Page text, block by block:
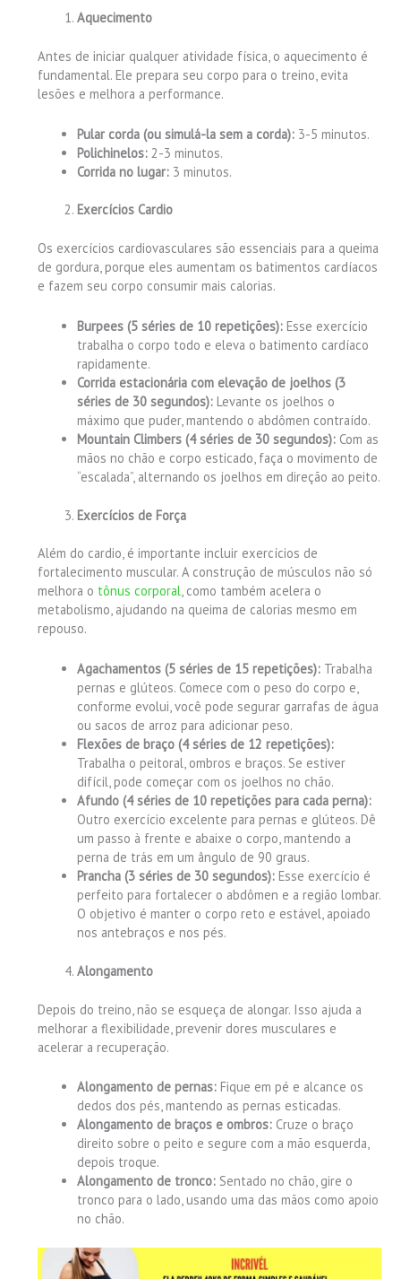
Aquecimento
Antes de iniciar qualquer atividade física, o aquecimento é
fundamental. Ele prepara seu corpo para o treino, evita
lesões e melhora a performance.
Pular corda (ou simulá-la sem a corda): 3-5 minutos.
Polichinelos: 2-3 minutos.
Corrida no lugar: 3 minutos.
Exercícios Cardio
Os exercícios cardiovasculares são essenciais para a queima
de gordura, porque eles aumentam os batimentos cardíacos
e fazem seu corpo consumir mais calorias.
Burpees (5 séries de 10 repetições): Esse exercício
trabalha o corpo todo e eleva o batimento cardíaco
rapidamente.
Corrida estacionária com elevação de joelhos (3
séries de 30 segundos): Levante os joelhos o
máximo que puder, mantendo o abdômen contraído.
Mountain Climbers (4 séries de 30 segundos): Com as
mãos no chão e corpo esticado, faça o movimento de
“escalada”, alternando os joelhos em direção ao peito.
Exercícios de Força
Além do cardio, é importante incluir exercícios de
fortalecimento muscular. A construção de músculos não só
melhora o tônus corporal, como também acelera o
metabolismo, ajudando na queima de calorias mesmo em
repouso.
Agachamentos (5 séries de 15 repetições): Trabalha
pernas e glúteos. Comece com o peso do corpo e,
conforme evolui, você pode segurar garrafas de água
ou sacos de arroz para adicionar peso.
Flexões de braço (4 séries de 12 repetições):
Trabalha o peitoral, ombros e braços. Se estiver
difícil, pode começar com os joelhos no chão.
Afundo (4 séries de 10 repetições para cada perna):
Outro exercício excelente para pernas e glúteos. Dê
um passo à frente e abaixe o corpo, mantendo a
perna de trás em um ângulo de 90 graus.
Prancha (3 séries de 30 segundos): Esse exercício é
perfeito para fortalecer o abdômen e a região lombar.
O objetivo é manter o corpo reto e estável, apoiado
nos antebraços e nos pés.
Alongamento
Depois do treino, não se esqueça de alongar. Isso ajuda a
melhorar a flexibilidade, prevenir dores musculares e
acelerar a recuperação.
Alongamento de pernas: Fique em pé e alcance os
dedos dos pés, mantendo as pernas esticadas.
Alongamento de braços e ombros: Cruze o braço
direito sobre o peito e segure com a mão esquerda,
depois troque.
Alongamento de tronco: Sentado no chão, gire o
tronco para o lado, usando uma das mãos como apoio
no chão.